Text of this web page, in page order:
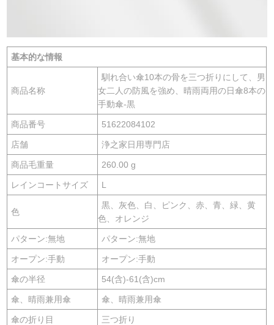
基本的な情報
商品名称
馴れ合い傘10本の骨を三つ折りにして、男
女二人の防風を強め、晴雨両用の日傘8本の
手動傘-黒
商品番号 51622084102
店舗 浄之家日用専門店
商品毛重量 260.00 g
レインコートサイズ L
色
黒、灰色、白、ピンク、赤、青、緑、黄
色、オレンジ
パターン:無地 パターン:無地
オープン:手動 オープン:手動
傘の半径 54(含)-61(含)cm
傘、晴雨兼用傘 傘、晴雨兼用傘
傘の折り目 三つ折り